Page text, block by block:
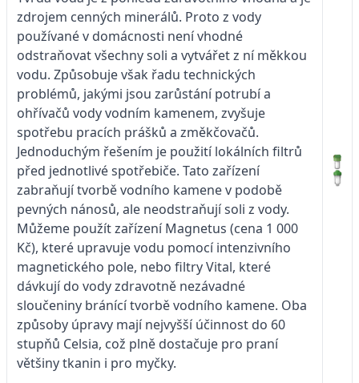
zdrojem cenných minerálů. Proto z vody
používané v domácnosti není vhodné
odstraňovat všechny soli a vytvářet z ní měkkou
vodu. Způsobuje však řadu technických
problémů, jakými jsou zarůstání potrubí a
ohřívačů vody vodním kamenem, zvyšuje
spotřebu pracích prášků a změkčovačů.
Jednoduchým řešením je použití lokálních filtrů
před jednotlivé spotřebiče. Tato zařízení
zabraňují tvorbě vodního kamene v podobě
pevných nánosů, ale neodstraňují soli z vody.
Můžeme použít zařízení Magnetus (cena 1 000
Kč), které upravuje vodu pomocí intenzivního
magnetického pole, nebo filtry Vital, které
dávkují do vody zdravotně nezávadné
sloučeniny bránící tvorbě vodního kamene. Oba
způsoby úpravy mají nejvyšší účinnost do 60
stupňů Celsia, což plně dostačuje pro praní
většiny tkanin i pro myčky.